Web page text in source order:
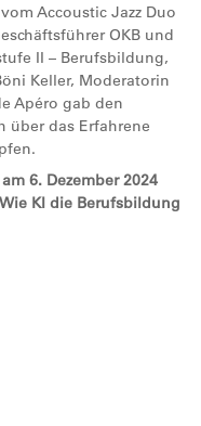
Accoustic Jazz Duo
OKB und
II – Berufsbildung,
Keller, Moderatorin
Apéro gab den
über das Erfahrene
6. Dezember 2024
KI die Berufsbildung